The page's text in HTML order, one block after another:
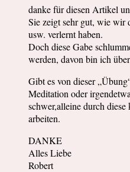
danke für diesen Artikel
Sie zeigt sehr gut, wie wir
usw. verlernt haben.
Doch diese Gabe
werden, davon bin ich
Gibt es von dieser
Meditation oder
schwer,alleine durch
arbeiten.
DANKE
Alles Liebe
Robert